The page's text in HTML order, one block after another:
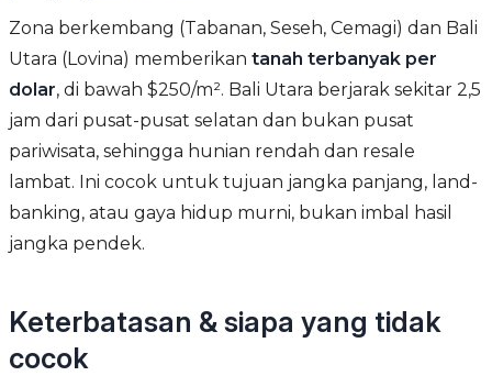
Zona berkembang (Tabanan, Seseh, Cemagi) dan Bali
Utara (Lovina) memberikan tanah terbanyak per
dolar, di bawah $250/m². Bali Utara berjarak sekitar 2,5
jam dari pusat-pusat selatan dan bukan pusat
pariwisata, sehingga hunian rendah dan resale
lambat. Ini cocok untuk tujuan jangka panjang, land-
banking, atau gaya hidup murni, bukan imbal hasil
jangka pendek.
Keterbatasan & siapa yang tidak
cocok